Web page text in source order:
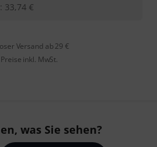
33,74 €
Versand ab 29 €
inkl. MwSt.
was Sie sehen?